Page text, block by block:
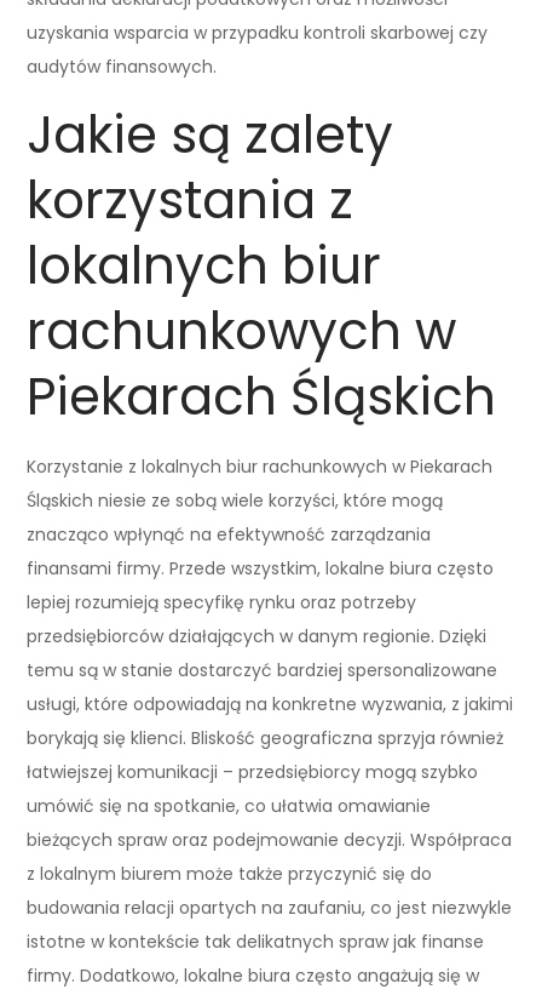
uzyskania wsparcia w przypadku kontroli skarbowej czy
audytów finansowych.
Jakie są zalety
korzystania z
lokalnych biur
rachunkowych w
Piekarach Śląskich
Korzystanie z lokalnych biur rachunkowych w Piekarach
Śląskich niesie ze sobą wiele korzyści, które mogą
znacząco wpłynąć na efektywność zarządzania
finansami firmy. Przede wszystkim, lokalne biura często
lepiej rozumieją specyfikę rynku oraz potrzeby
przedsiębiorców działających w danym regionie. Dzięki
temu są w stanie dostarczyć bardziej spersonalizowane
usługi, które odpowiadają na konkretne wyzwania, z jakimi
borykają się klienci. Bliskość geograficzna sprzyja również
łatwiejszej komunikacji – przedsiębiorcy mogą szybko
umówić się na spotkanie, co ułatwia omawianie
bieżących spraw oraz podejmowanie decyzji. Współpraca
z lokalnym biurem może także przyczynić się do
budowania relacji opartych na zaufaniu, co jest niezwykle
istotne w kontekście tak delikatnych spraw jak finanse
firmy. Dodatkowo, lokalne biura często angażują się w